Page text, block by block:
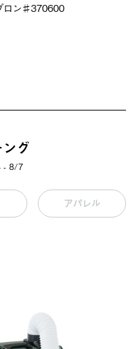
ロン♯370600
グ
- 8/7
アパレル